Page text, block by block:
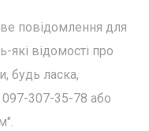
повідомлення для
які відомості про
будь ласка,
097-307-35-78 або